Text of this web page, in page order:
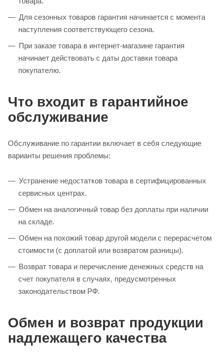
Для сезонных товаров гарантия начинается с момента
наступления соответствующего сезона.
При заказе товара в интернет‑магазине гарантия
начинает действовать с даты доставки товара
покупателю.
Что входит в гарантийное
обслуживание
Обслуживание по гарантии включает в себя следующие
варианты решения проблемы:
Устранение недостатков товара в сертифицированных
сервисных центрах.
Обмен на аналогичный товар без доплаты при наличии
на складе.
Обмен на похожий товар другой модели с перерасчетом
стоимости (с доплатой или возвратом разницы).
Возврат товара и перечисление денежных средств на
счет покупателя в случаях, предусмотренных
законодательством РФ.
Обмен и возврат продукции
надлежащего качества